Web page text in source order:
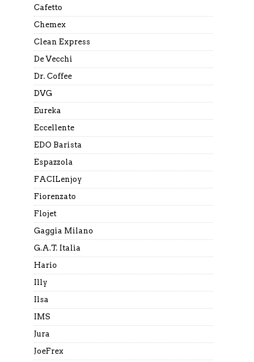
Cafetto
Chemex
Clean Express
De Vecchi
Dr. Coffee
DVG
Eureka
Eccellente
EDO Barista
Espazzola
FACILenjoy
Fiorenzato
Flojet
Gaggia Milano
G.A.T. Italia
Hario
Illy
Ilsa
IMS
Jura
JoeFrex